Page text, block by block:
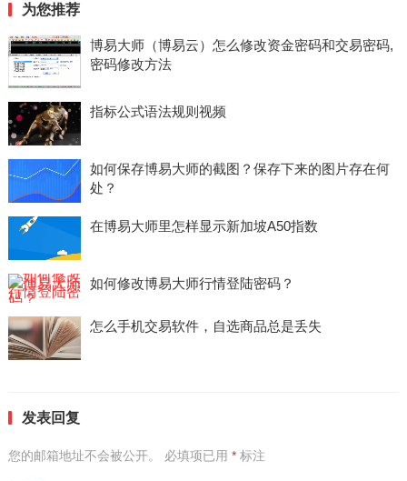
为您推荐
博易大师（博易云）怎么修改资金密码和交易密码,
密码修改方法
指标公式语法规则视频
如何保存博易大师的截图？保存下来的图片存在何
处？
在博易大师里怎样显示新加坡A50指数
如何修改博易大师行情登陆密码？
怎么手机交易软件，自选商品总是丢失
发表回复
您的邮箱地址不会被公开。 必填项已用 *标注